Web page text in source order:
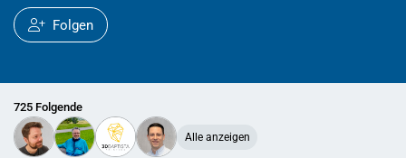
Folgen
725 Folgende
Alle anzeigen